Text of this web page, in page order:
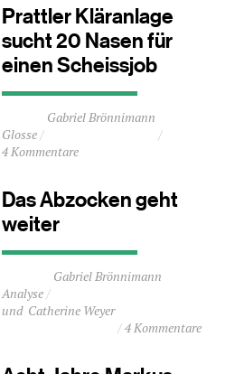
Minuten
Prattler Kläranlage
sucht 20 Nasen für
einen Scheissjob
Durchschnittliche
Lesezeit
ca.
1
Glosse
Gabriel Brönnimann
4 Kommentare
Das Abzocken geht
weiter
Durchschnittliche
Lesezeit
ca.
2
Analyse
Gabriel Brönnimann
Catherine Weyer
4 Kommentare